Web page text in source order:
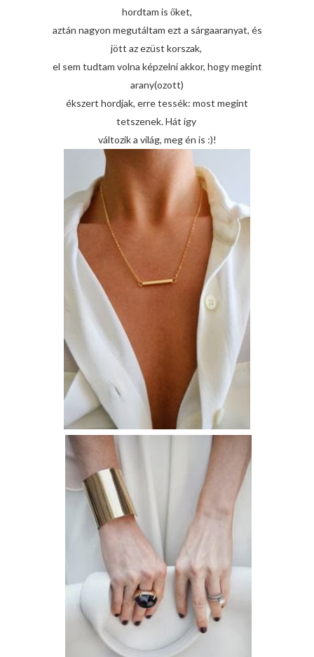
hordtam is őket,
aztán nagyon megutáltam ezt a sárgaaranyat, és
jött az ezüst korszak,
el sem tudtam volna képzelni akkor, hogy megint
arany(ozott)
ékszert hordjak, erre tessék: most megint
tetszenek. Hát így
változik a világ, meg én is :)!